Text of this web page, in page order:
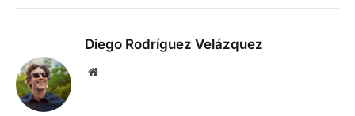
Diego Rodríguez Velázquez
Website